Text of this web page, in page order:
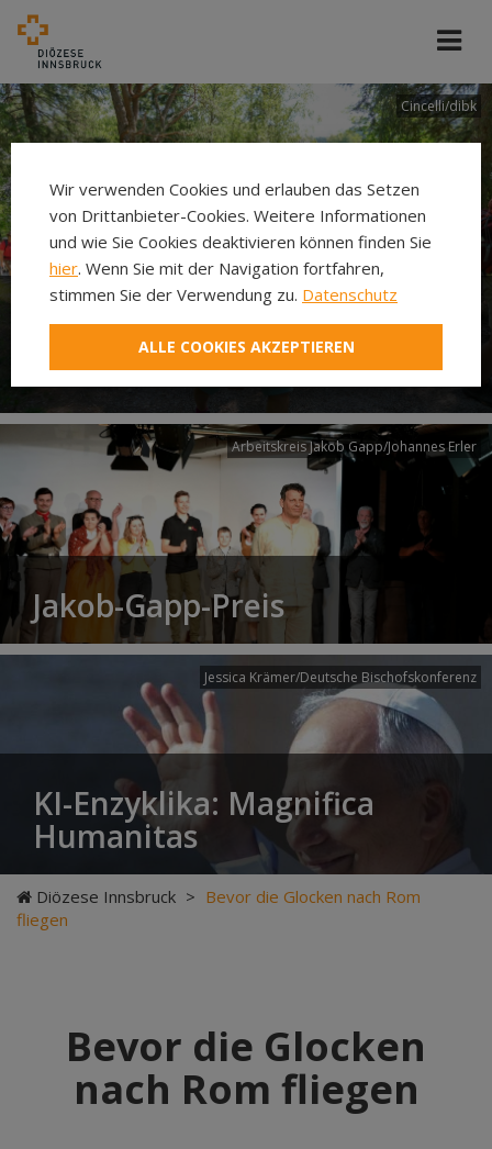
Cincelli/dibk
Neuer Pilgerweg Via
Laudato si’
Arbeitskreis Jakob Gapp/Johannes Erler
Jakob-Gapp-Preis
Jessica Krämer/Deutsche Bischofskonferenz
KI-Enzyklika: Magnifica
Humanitas
Diözese Innsbruck > Bevor die Glocken nach Rom
fliegen
Bevor die Glocken
nach Rom fliegen
Wir verwenden Cookies und erlauben das Setzen
von Drittanbieter-Cookies. Weitere Informationen
und wie Sie Cookies deaktivieren können finden Sie
hier. Wenn Sie mit der Navigation fortfahren,
stimmen Sie der Verwendung zu. Datenschutz
ALLE COOKIES AKZEPTIEREN